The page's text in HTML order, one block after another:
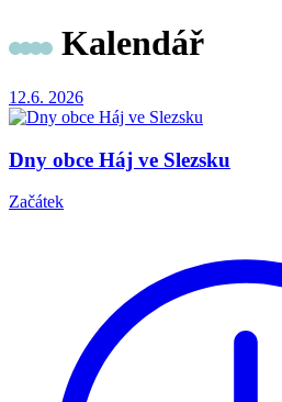
Kalendář
12.6. 2026
Dny obce Háj ve Slezsku
Začátek